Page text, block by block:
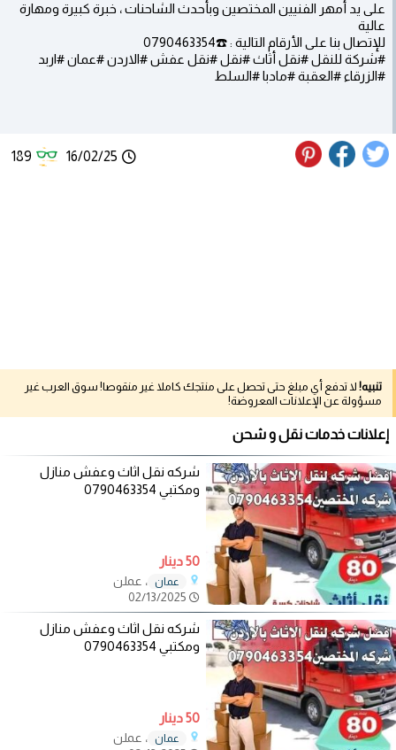
على يد أمهر الفنيين المختصين وبأحدث الشاحنات ، خبرة كبيرة ومهارة
عالية
للإتصال بنا على الأرقام التالية : ☎️0790463354
#شركة للنقل #نقل أثاث #نقل #نقل عفش #الاردن #عمان #اربد
#الزرقاء #العقبة #مادبا #السلط
16/02/25
189
تنبيه! لا تدفع أي مبلغ حتى تحصل على منتجك كاملا غير منقوصا! سوق العرب غير
مسؤولة عن الإعلانات المعروضة!
إعلانات خدمات نقل و شحن
شركه نقل اثاث وعفش منازل
ومكتبي 0790463354
50 دينار
عمان ، عملن
شركه نقل اثاث وعفش منازل
ومكتبي 0790463354
50 دينار
عمان ، عملن